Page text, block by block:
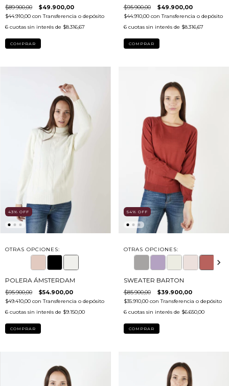
$89.900,00 $49.900,00
$44.910,00 con Transferencia o depósito
6 cuotas sin interés de $8.316,67
COMPRAR
$95.900,00 $49.900,00
$44.910,00 con Transferencia o depósito
6 cuotas sin interés de $8.316,67
COMPRAR
43% OFF
OTRAS OPCIONES:
POLERA ÁMSTERDAM
$95.900,00 $54.900,00
$49.410,00 con Transferencia o depósito
6 cuotas sin interés de $9.150,00
COMPRAR
54% OFF
OTRAS OPCIONES:
SWEATER BARTON
$85.900,00 $39.900,00
$35.910,00 con Transferencia o depósito
6 cuotas sin interés de $6.650,00
COMPRAR